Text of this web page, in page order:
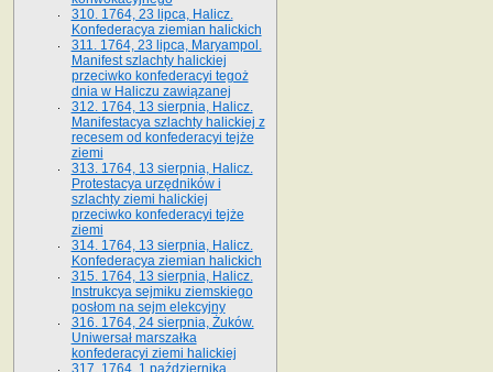
310. 1764, 23 lipca, Halicz.
Konfederacya ziemian halickich
311. 1764, 23 lipca, Maryampol.
Manifest szlachty halickiej
przeciwko konfederacyi tegoż
dnia w Haliczu zawiązanej
312. 1764, 13 sierpnia, Halicz.
Manifestacya szlachty halickiej z
recesem od konfederacyi tejże
ziemi
313. 1764, 13 sierpnia, Halicz.
Protestacya urzędników i
szlachty ziemi halickiej
przeciwko konfederacyi tejże
ziemi
314. 1764, 13 sierpnia, Halicz.
Konfederacya ziemian halickich
315. 1764, 13 sierpnia, Halicz.
Instrukcya sejmiku ziemskiego
posłom na sejm elekcyjny
316. 1764, 24 sierpnia, Żuków.
Uniwersał marszałka
konfederacyi ziemi halickiej
317. 1764, 1 października,